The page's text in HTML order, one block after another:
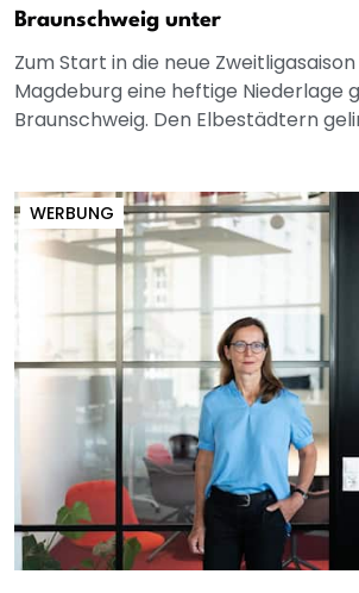
Braunschweig unter
Zum Start in die neue Zweitligasaison
Magdeburg eine heftige Niederlage
Braunschweig. Den Elbestädtern
WERBUNG